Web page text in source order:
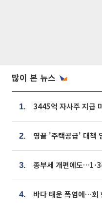
많이 본 뉴스
1.
2.
3.
4. 바다 태운 폭염에…회